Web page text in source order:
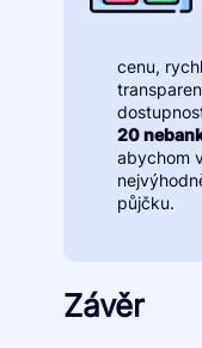
cenu,
20
abychom
půjčku.
Závěr